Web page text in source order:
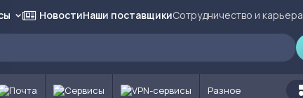
НовостиНаши поставщикиСотрудничество и карьера
Почта Сервисы VPN-сервисы Разное